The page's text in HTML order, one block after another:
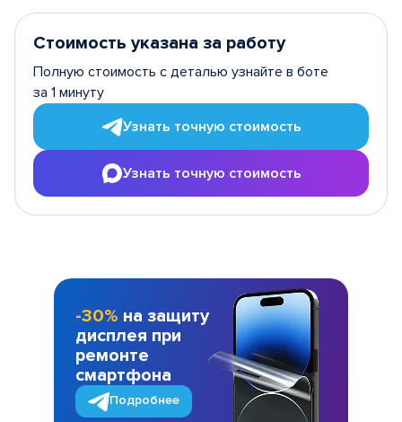
Стоимость указана за работу
Полную стоимость с деталью узнайте в боте
за 1 минуту
Узнать точную стоимость
Узнать точную стоимость
-30% на защиту
дисплея при
ремонте
смартфона
Подробнее